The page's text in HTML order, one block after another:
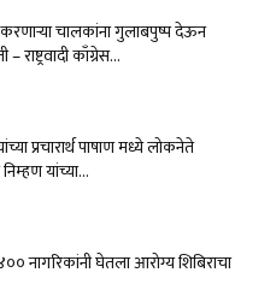
चालकांना गुलाबपुष्प देऊन
काँग्रेस...
प्रचारार्थ पाषाण मध्ये लोकनेते
यांच्या...
नागरिकांनी घेतला आरोग्य शिबिराचा